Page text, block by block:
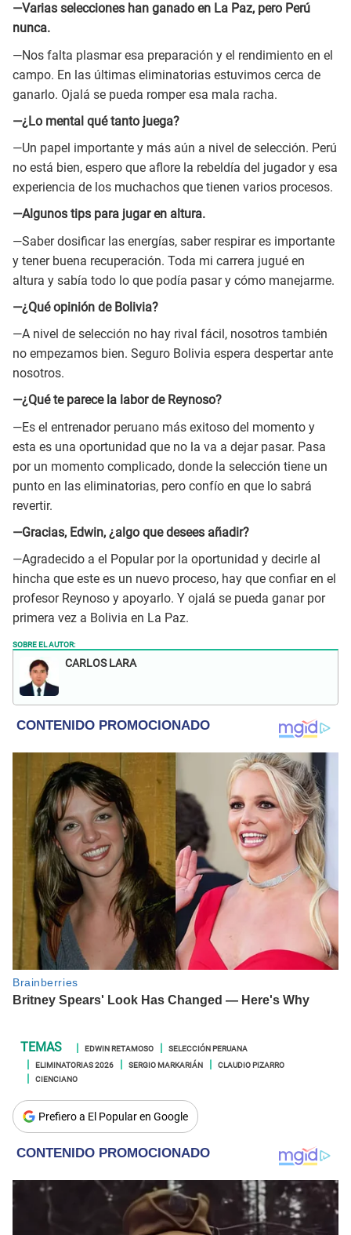
—Varias selecciones han ganado en La Paz, pero Perú
nunca.
—Nos falta plasmar esa preparación y el rendimiento en el
campo. En las últimas eliminatorias estuvimos cerca de
ganarlo. Ojalá se pueda romper esa mala racha.
—¿Lo mental qué tanto juega?
—Un papel importante y más aún a nivel de selección. Perú
no está bien, espero que aflore la rebeldía del jugador y esa
experiencia de los muchachos que tienen varios procesos.
—Algunos tips para jugar en altura.
—Saber dosificar las energías, saber respirar es importante
y tener buena recuperación. Toda mi carrera jugué en
altura y sabía todo lo que podía pasar y cómo manejarme.
—¿Qué opinión de Bolivia?
—A nivel de selección no hay rival fácil, nosotros también
no empezamos bien. Seguro Bolivia espera despertar ante
nosotros.
—¿Qué te parece la labor de Reynoso?
—Es el entrenador peruano más exitoso del momento y
esta es una oportunidad que no la va a dejar pasar. Pasa
por un momento complicado, donde la selección tiene un
punto en las eliminatorias, pero confío en que lo sabrá
revertir.
—Gracias, Edwin, ¿algo que desees añadir?
—Agradecido a el Popular por la oportunidad y decirle al
hincha que este es un nuevo proceso, hay que confiar en el
profesor Reynoso y apoyarlo. Y ojalá se pueda ganar por
primera vez a Bolivia en La Paz.
SOBRE EL AUTOR:
CARLOS LARA
EDWIN RETAMOSO
SELECCIÓN PERUANA
ELIMINATORIAS 2026
SERGIO MARKARIÁN
CLAUDIO PIZARRO
CIENCIANO
Prefiero a El Popular en Google